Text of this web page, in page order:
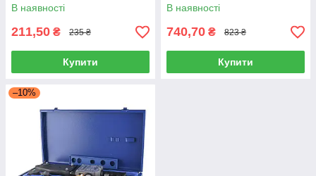
В наявності
211,50 ₴ 235 ₴
Купити
В наявності
740,70 ₴ 823 ₴
Купити
–10%